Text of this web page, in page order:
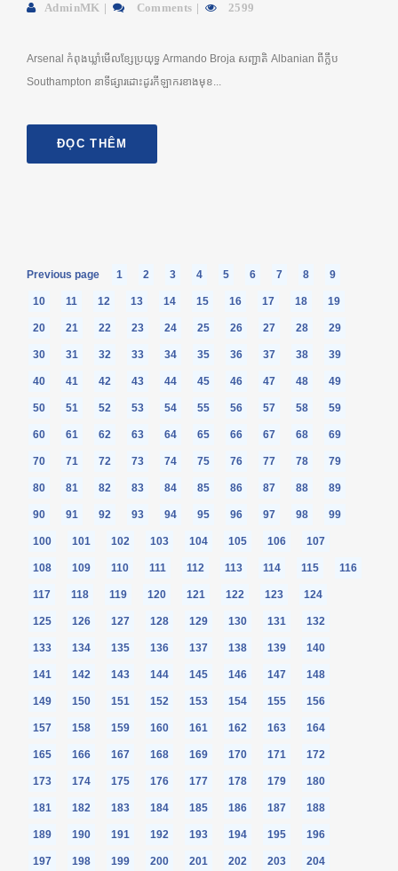
AdminMK Comments 2599
Arsenal កំពុងឃ្លាំមើលខ្សែប្រយុទ្ធ Armando Broja សញ្ជាតិ Albanian ពីក្លឹប
Southampton នាទីផ្សារដោះដូរកីឡាករខាងមុខ...
ĐỌC THÊM
Previous page 1 2 3 4 5 6 7 8 9
10 11 12 13 14 15 16 17 18 19
20 21 22 23 24 25 26 27 28 29
30 31 32 33 34 35 36 37 38 39
40 41 42 43 44 45 46 47 48 49
50 51 52 53 54 55 56 57 58 59
60 61 62 63 64 65 66 67 68 69
70 71 72 73 74 75 76 77 78 79
80 81 82 83 84 85 86 87 88 89
90 91 92 93 94 95 96 97 98 99
100 101 102 103 104 105 106 107
108 109 110 111 112 113 114 115 116
117 118 119 120 121 122 123 124
125 126 127 128 129 130 131 132
133 134 135 136 137 138 139 140
141 142 143 144 145 146 147 148
149 150 151 152 153 154 155 156
157 158 159 160 161 162 163 164
165 166 167 168 169 170 171 172
173 174 175 176 177 178 179 180
181 182 183 184 185 186 187 188
189 190 191 192 193 194 195 196
197 198 199 200 201 202 203 204